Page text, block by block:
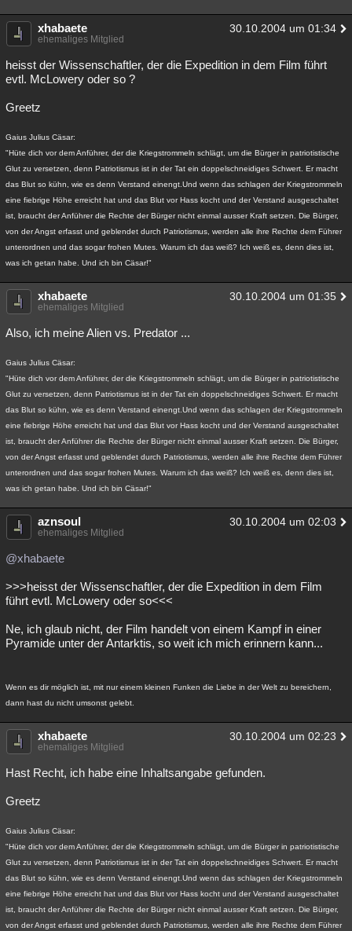
xhabaete 30.10.2004 um 01:34
ehemaliges Mitglied
heisst der Wissenschaftler, der die Expedition in dem Film führt
evtl. McLowery oder so ?
Greetz
Gaius Julius Cäsar:
"Hüte dich vor dem Anführer, der die Kriegstrommeln schlägt, um die Bürger in patriotistische
Glut zu versetzen, denn Patriotismus ist in der Tat ein doppelschneidiges Schwert. Er macht
das Blut so kühn, wie es denn Verstand einengt.Und wenn das schlagen der Kriegstrommeln
eine fiebrige Höhe erreicht hat und das Blut vor Hass kocht und der Verstand ausgeschaltet
ist, braucht der Anführer die Rechte der Bürger nicht einmal ausser Kraft setzen. Die Bürger,
von der Angst erfasst und geblendet durch Patriotismus, werden alle ihre Rechte dem Führer
unterordnen und das sogar frohen Mutes. Warum ich das weiß? Ich weiß es, denn dies ist,
was ich getan habe. Und ich bin Cäsar!"
xhabaete 30.10.2004 um 01:35
ehemaliges Mitglied
Also, ich meine Alien vs. Predator ...
Gaius Julius Cäsar:
"Hüte dich vor dem Anführer, der die Kriegstrommeln schlägt, um die Bürger in patriotistische
Glut zu versetzen, denn Patriotismus ist in der Tat ein doppelschneidiges Schwert. Er macht
das Blut so kühn, wie es denn Verstand einengt.Und wenn das schlagen der Kriegstrommeln
eine fiebrige Höhe erreicht hat und das Blut vor Hass kocht und der Verstand ausgeschaltet
ist, braucht der Anführer die Rechte der Bürger nicht einmal ausser Kraft setzen. Die Bürger,
von der Angst erfasst und geblendet durch Patriotismus, werden alle ihre Rechte dem Führer
unterordnen und das sogar frohen Mutes. Warum ich das weiß? Ich weiß es, denn dies ist,
was ich getan habe. Und ich bin Cäsar!"
aznsoul 30.10.2004 um 02:03
ehemaliges Mitglied
@xhabaete
>>>heisst der Wissenschaftler, der die Expedition in dem Film
führt evtl. McLowery oder so<<<
Ne, ich glaub nicht, der Film handelt von einem Kampf in einer
Pyramide unter der Antarktis, so weit ich mich erinnern kann...
Wenn es dir möglich ist, mit nur einem kleinen Funken die Liebe in der Welt zu bereichern,
dann hast du nicht umsonst gelebt.
xhabaete 30.10.2004 um 02:23
ehemaliges Mitglied
Hast Recht, ich habe eine Inhaltsangabe gefunden.
Greetz
Gaius Julius Cäsar:
"Hüte dich vor dem Anführer, der die Kriegstrommeln schlägt, um die Bürger in patriotistische
Glut zu versetzen, denn Patriotismus ist in der Tat ein doppelschneidiges Schwert. Er macht
das Blut so kühn, wie es denn Verstand einengt.Und wenn das schlagen der Kriegstrommeln
eine fiebrige Höhe erreicht hat und das Blut vor Hass kocht und der Verstand ausgeschaltet
ist, braucht der Anführer die Rechte der Bürger nicht einmal ausser Kraft setzen. Die Bürger,
von der Angst erfasst und geblendet durch Patriotismus, werden alle ihre Rechte dem Führer